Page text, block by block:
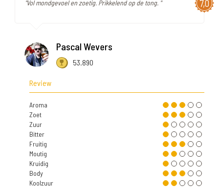
7,0
"Vol mondgevoel en zoetig. Prikkelend op de tong. "
Pascal Wevers
53.890
Review
Aroma
Zoet
Zuur
Bitter
Fruitig
Moutig
Kruidig
Body
Koolzuur